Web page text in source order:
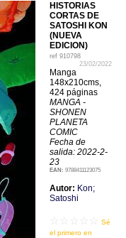
HISTORIAS
CORTAS DE
SATOSHI KON
(NUEVA
EDICION)
ref 910798
23/02/2022
Manga
148x210cms,
424 páginas
MANGA -
SHONEN
PLANETA
COMIC
Fecha de
salida: 2022-2-
23
EAN: 9788411123075
Autor: Kon;
Satoshi
Sé
el primero en